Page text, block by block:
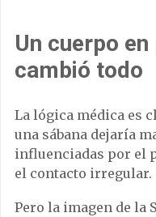
Un cuerpo
cambió todo
La lógica médica es
una sábana dejaría
influenciadas por el
el contacto irregular.
Pero la imagen de la